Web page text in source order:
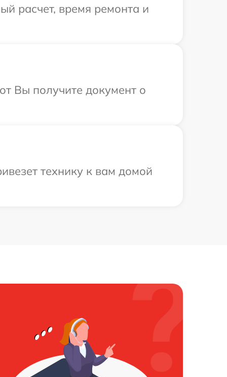
расчет, время ремонта и
Вы получите документ о
технику к вам домой